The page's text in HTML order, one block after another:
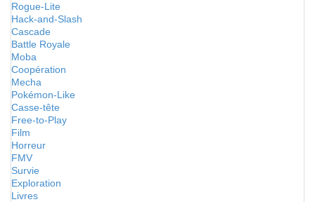
Rogue-Lite
Hack-and-Slash
Cascade
Battle Royale
Moba
Coopération
Mecha
Pokémon-Like
Casse-tête
Free-to-Play
Film
Horreur
FMV
Survie
Exploration
Livres